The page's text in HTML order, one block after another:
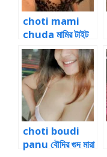
choti mami
chuda মামির টাইট
গুদে বাঁড়া ঢুকিয়ে পোঁদ
মারা
choti boudi
panu বৌদির গুদ মারা